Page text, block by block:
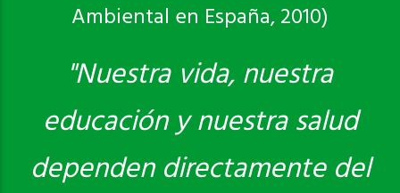
Ambiental en España, 2010)
"Nuestra vida, nuestra
educación y nuestra salud
dependen directamente del